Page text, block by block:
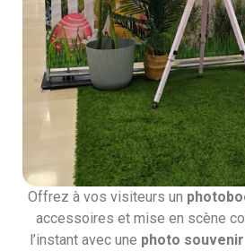
Offrez à vos visiteurs un
accessoires et mise en scène
l’instant avec une photo souvenir